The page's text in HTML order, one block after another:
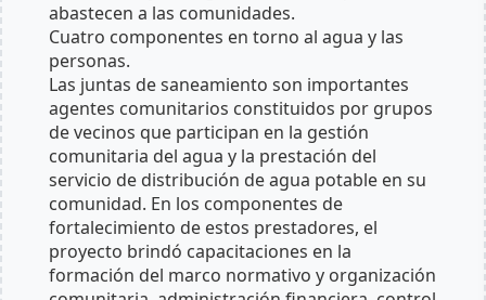
abastecen a las comunidades.
Cuatro componentes en torno al agua y las
personas.
Las juntas de saneamiento son importantes
agentes comunitarios constituidos por grupos
de vecinos que participan en la gestión
comunitaria del agua y la prestación del
servicio de distribución de agua potable en su
comunidad. En los componentes de
fortalecimiento de estos prestadores, el
proyecto brindó capacitaciones en la
formación del marco normativo y organización